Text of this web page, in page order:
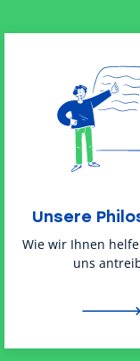
Unsere
Wie wir Ihnen
uns